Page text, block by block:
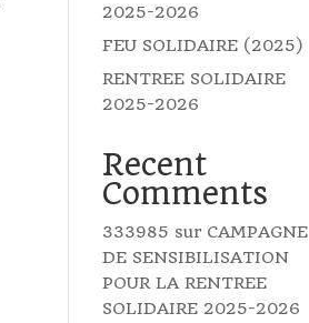
2025-2026
FEU SOLIDAIRE (2025)
RENTREE SOLIDAIRE
2025-2026
Recent
Comments
333985 sur CAMPAGNE
DE SENSIBILISATION
POUR LA RENTREE
SOLIDAIRE 2025-2026